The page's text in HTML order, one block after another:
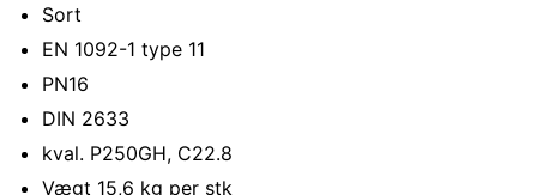
Sort
EN 1092-1 type 11
PN16
DIN 2633
kval. P250GH, C22.8
Vægt 15,6 kg per stk